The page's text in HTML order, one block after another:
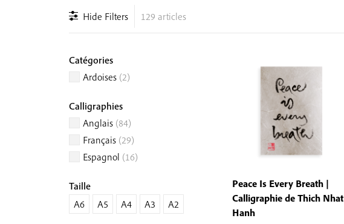
Hide Filters 129 articles
Catégories
Ardoises (2)
Calligraphies
Anglais (84)
Français (29)
Espagnol (16)
Taille
A6
A5 A4 A3 A2
Peace Is Every Breath |
Calligraphie de Thich Nhat
Hanh